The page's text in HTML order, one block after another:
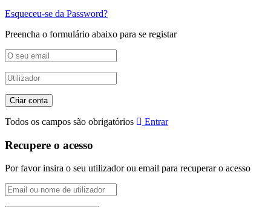
Esqueceu-se da Password?
Preencha o formulário abaixo para se registar
Todos os campos são obrigatórios Entrar
Recupere o acesso
Por favor insira o seu utilizador ou email para recuperar o acesso